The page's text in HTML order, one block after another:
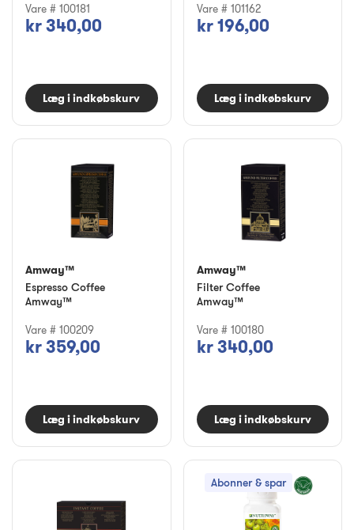
Vare # 100181
kr 340,00
Læg i indkøbskurv
Vare # 101162
kr 196,00
Læg i indkøbskurv
Amway™
Espresso Coffee
Amway™
Vare # 100209
kr 359,00
Læg i indkøbskurv
Amway™
Filter Coffee
Amway™
Vare # 100180
kr 340,00
Læg i indkøbskurv
Abonner & spar